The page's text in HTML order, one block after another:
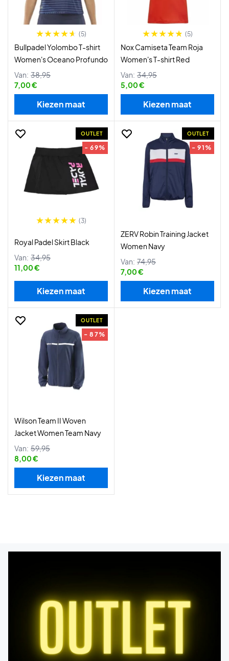
(5)
Bullpadel Yolombo T-shirt
Women's Oceano Profundo
Van: 38,95
7,00 €
Kiezen maat
(5)
Nox Camiseta Team Roja
Women's T-shirt Red
Van: 34,95
5,00 €
Kiezen maat
OUTLET
- 69%
(3)
Royal Padel Skirt Black
Van: 34,95
11,00 €
Kiezen maat
OUTLET
- 91%
ZERV Robin Training Jacket
Women Navy
Van: 74,95
7,00 €
Kiezen maat
OUTLET
- 87%
Wilson Team II Woven
Jacket Women Team Navy
Van: 59,95
8,00 €
Kiezen maat